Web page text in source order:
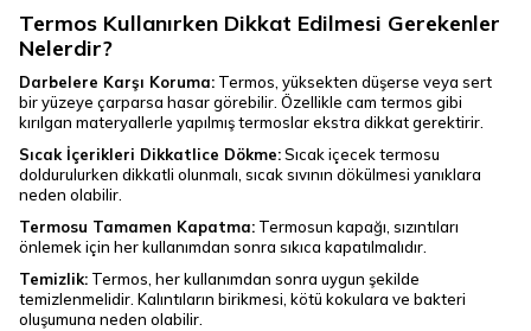
Termos Kullanırken Dikkat Edilmesi Gerekenler
Nelerdir?
Darbelere Karşı Koruma: Termos, yüksekten düşerse veya sert
bir yüzeye çarparsa hasar görebilir. Özellikle cam termos gibi
kırılgan materyallerle yapılmış termoslar ekstra dikkat gerektirir.
Sıcak İçerikleri Dikkatlice Dökme:Sıcak içecek termosu
doldurulurken dikkatli olunmalı, sıcak sıvının dökülmesi yanıklara
neden olabilir.
Termosu Tamamen Kapatma: Termosun kapağı, sızıntıları
önlemek için her kullanımdan sonra sıkıca kapatılmalıdır.
Temizlik: Termos, her kullanımdan sonra uygun şekilde
temizlenmelidir. Kalıntıların birikmesi, kötü kokulara ve bakteri
oluşumuna neden olabilir.